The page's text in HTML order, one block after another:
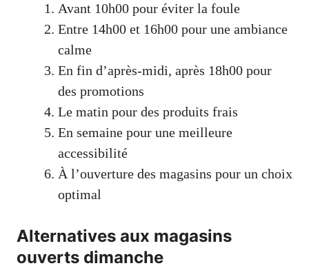
Avant 10h00 pour éviter la foule
Entre 14h00 et 16h00 pour une ambiance
calme
En fin d’après-midi, après 18h00 pour
des promotions
Le matin pour des produits frais
En semaine pour une meilleure
accessibilité
À l’ouverture des magasins pour un choix
optimal
Alternatives aux magasins
ouverts dimanche